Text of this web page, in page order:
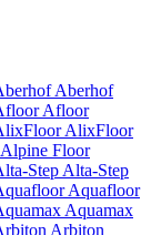
Aberhof
Afloor
AlixFloor
Alpine Floor
Alta-Step
Aquafloor
Aquamax
Arbiton